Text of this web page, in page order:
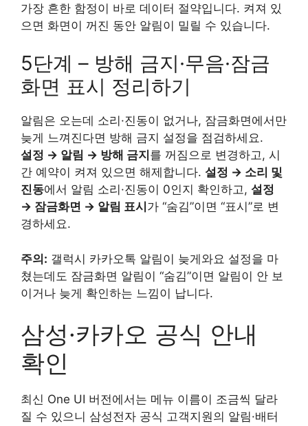
가장 흔한 함정이 바로 데이터 절약입니다. 켜져 있
으면 화면이 꺼진 동안 알림이 밀릴 수 있습니다.
5단계 – 방해 금지·무음·잠금
화면 표시 정리하기
알림은 오는데 소리·진동이 없거나, 잠금화면에서만
늦게 느껴진다면 방해 금지 설정을 점검하세요.
설정 → 알림 → 방해 금지 를 꺼짐으로 변경하고, 시
간 예약이 켜져 있으면 해제합니다. 설정 → 소리 및
진동에서 알림 소리·진동이 0인지 확인하고, 설정
→ 잠금화면 → 알림 표시 가 “숨김”이면 “표시”로 변
경하세요.
주의: 갤럭시 카카오톡 알림이 늦게와요 설정을 마
쳤는데도 잠금화면 알림이 “숨김”이면 알림이 안 보
이거나 늦게 확인하는 느낌이 납니다.
삼성·카카오 공식 안내
확인
최신 One UI 버전에서는 메뉴 이름이 조금씩 달라
질 수 있으니 삼성전자 공식 고객지원의 알림·배터